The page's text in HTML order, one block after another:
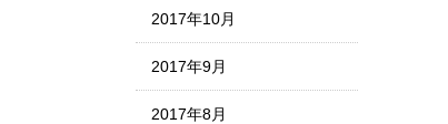
2017年10月
2017年9月
2017年8月